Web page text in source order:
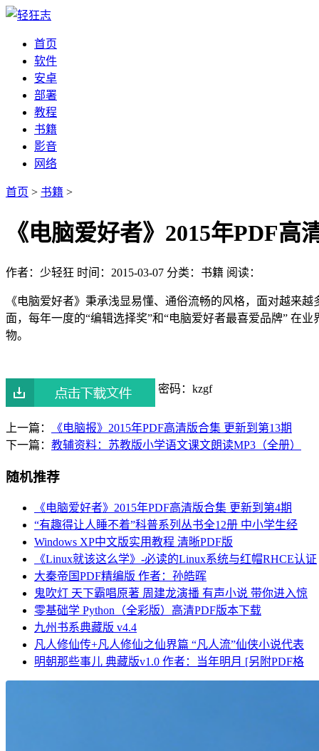
首页
软件
安卓
部署
教程
书籍
影音
网络
首页 > 书籍 >
《电脑爱好者》2015年PDF高
作者：少轻狂 时间：2015-03-07 分类：书籍 阅读：
《电脑爱好者》秉承浅显易懂、通俗流畅的风格，面对越来
面，每年一度的“编辑选择奖”和“电脑爱好者最喜爱品牌” 在
物。
密码：kzgf
上一篇：
《电脑报》2015年PDF高清版合集 更新到第13期
下一篇： 教辅资料：苏教版小学语文课文朗读MP3（全册）
随机推荐
《电脑爱好者》2015年PDF高清版合集 更新到第4期
“有趣得让人睡不着”科普系列丛书全12册 中小学生经
Windows XP中文版实用教程 清晰PDF版
《Linux就该这么学》-必读的Linux系统与红帽RHCE认证
大秦帝国PDF精编版 作者：孙皓晖
鬼吹灯 天下霸唱原著 周建龙演播 有声小说 带你进入惊
零基础学 Python（全彩版）高清PDF版本下载
九州书系典藏版 v4.4
凡人修仙传+凡人修仙之仙界篇 “凡人流”仙侠小说代表
明朝那些事儿 典藏版v1.0 作者：当年明月 [另附PDF格